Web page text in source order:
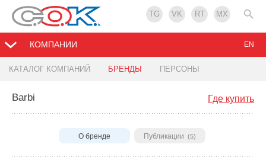
TG VK RT MX
КОМПАНИИ
КАТАЛОГ КОМПАНИЙ БРЕНДЫ ПЕРСОНЫ
EN
Где купить
Barbi
О бренде Публикации (5)